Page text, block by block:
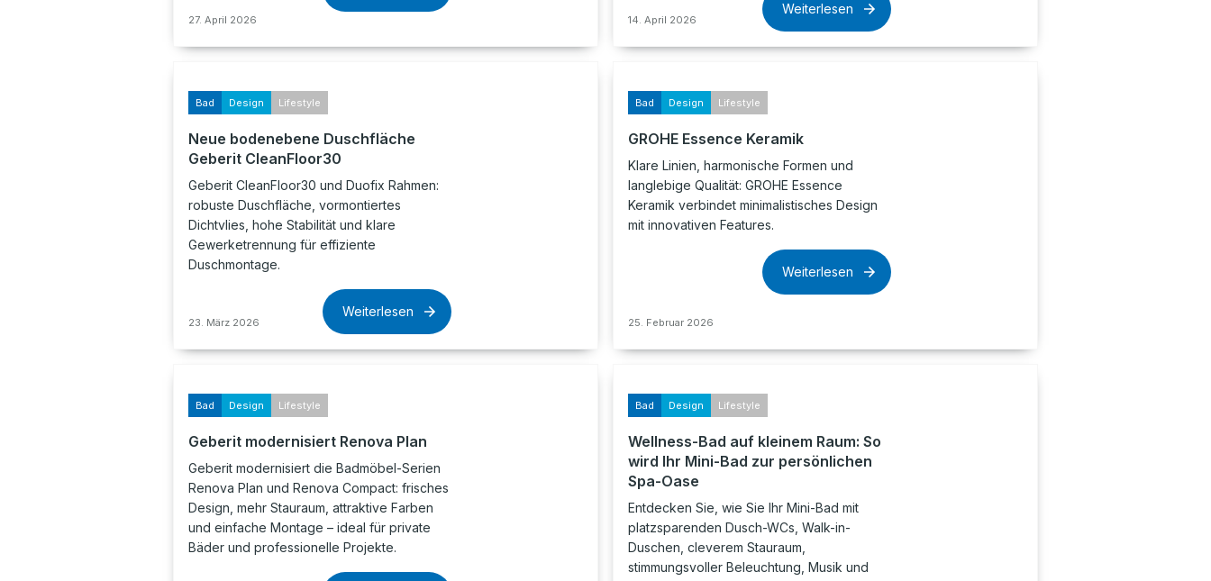
27. April 2026 14. April 2026
Weiterlesen
Bad Design Lifestyle
Neue bodenebene Duschfläche
Geberit CleanFloor30
Geberit CleanFloor30 und Duofix Rahmen:
robuste Duschfläche, vormontiertes
Dichtvlies, hohe Stabilität und klare
Gewerketrennung für effiziente
Duschmontage.
23. März 2026
Weiterlesen
Bad Design Lifestyle
GROHE Essence Keramik
Klare Linien, harmonische Formen und
langlebige Qualität: GROHE Essence
Keramik verbindet minimalistisches Design
mit innovativen Features.
25. Februar 2026
Weiterlesen
Bad Design Lifestyle
Geberit modernisiert Renova Plan
Geberit modernisiert die Badmöbel-Serien
Renova Plan und Renova Compact: frisches
Design, mehr Stauraum, attraktive Farben
und einfache Montage – ideal für private
Bäder und professionelle Projekte.
Bad Design Lifestyle
Wellness-Bad auf kleinem Raum: So
wird Ihr Mini-Bad zur persönlichen
Spa-Oase
Entdecken Sie, wie Sie Ihr Mini-Bad mit
platzsparenden Dusch-WCs, Walk-in-
Duschen, cleverem Stauraum,
stimmungsvoller Beleuchtung, Musik und